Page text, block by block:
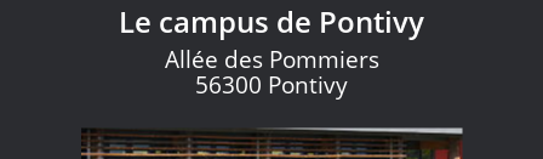
Le campus de Pontivy
Allée des Pommiers
56300 Pontivy